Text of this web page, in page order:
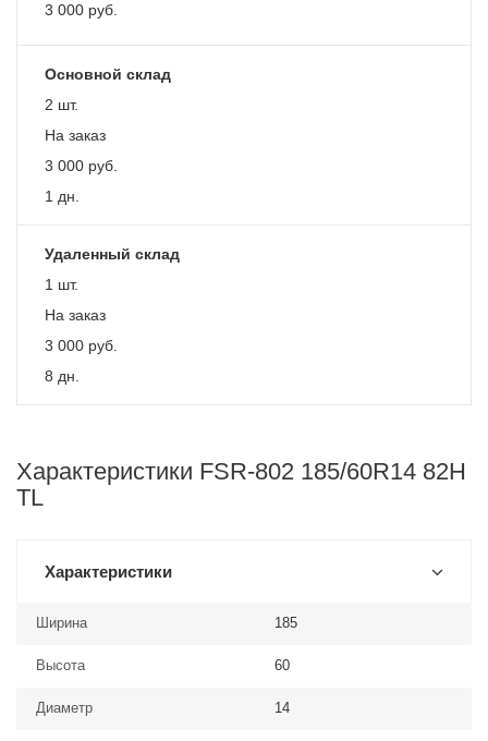
3 000 руб.
Основной склад
2 шт.
На заказ
3 000 руб.
1 дн.
Удаленный склад
1 шт.
На заказ
3 000 руб.
8 дн.
Характеристики FSR-802 185/60R14 82H
TL
Характеристики
Ширина 185
Высота 60
Диаметр 14